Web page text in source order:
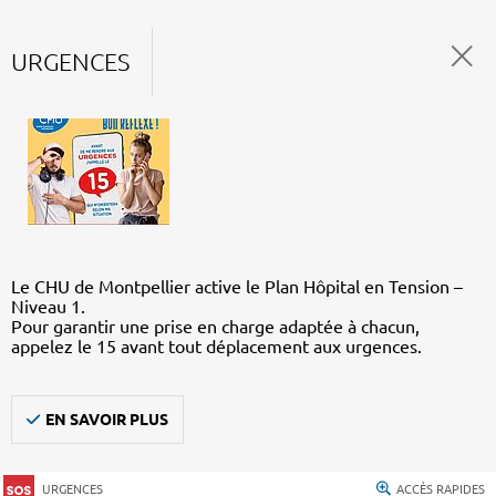
URGENCES
Le CHU de Montpellier active le Plan Hôpital en Tension –
Niveau 1.
Pour garantir une prise en charge adaptée à chacun,
appelez le 15 avant tout déplacement aux urgences.
EN SAVOIR PLUS
URGENCES ACCÈS RAPIDES